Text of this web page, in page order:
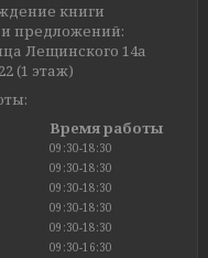
книги
предложений:
Лещинского 14а
(1 этаж)
Время работы
09:30-18:30
09:30-18:30
09:30-18:30
09:30-18:30
09:30-18:30
09:30-16:30